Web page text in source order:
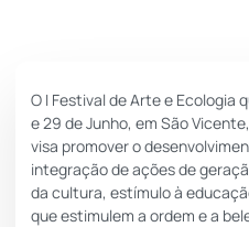
O I Festival de Arte e Ecologia
e 29 de Junho, em São
visa promover o
integração de ações de
da cultura, estímulo à
que estimulem a ordem e a